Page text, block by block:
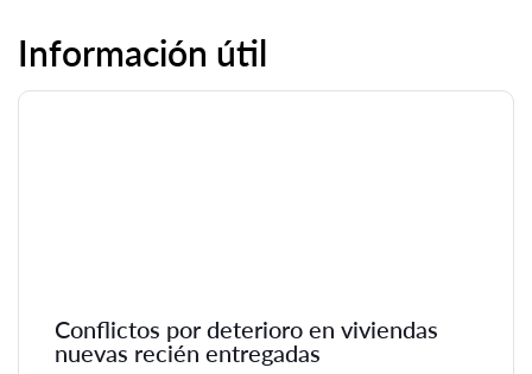
Información útil
Conflictos por deterioro en viviendas
nuevas recién entregadas